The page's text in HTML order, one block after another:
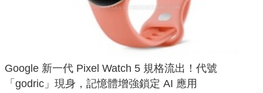
Google 新一代 Pixel Watch 5 規格流出！代號
「godric」現身，記憶體增強鎖定 AI 應用